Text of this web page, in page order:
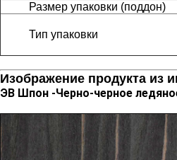
Размер упаковки (поддон)
Тип упаковки
Изображение продукта из
ЭВ Шпон -Черно-черное